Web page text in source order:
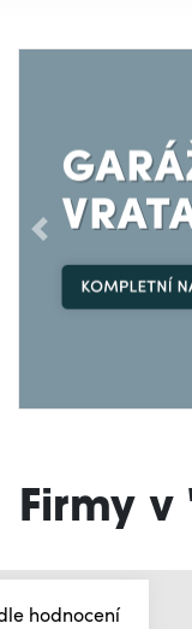
Předchozí
Firmy
hodnocení